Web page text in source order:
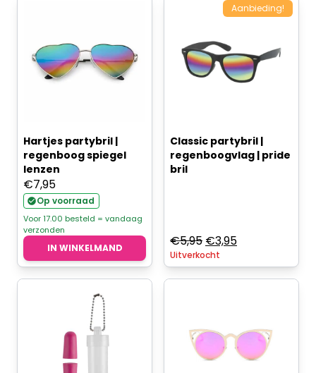
Hartjes partybril |
regenboog spiegel
lenzen
€7,95
Op voorraad
Voor 17.00 besteld = vandaag
verzonden
IN WINKELMAND
Aanbieding!
Classic partybril |
regenboogvlag | pride
bril
€5,95 Oorspronkelijke
prijs
was:
€3,95Huidige
is:
Uitverkocht